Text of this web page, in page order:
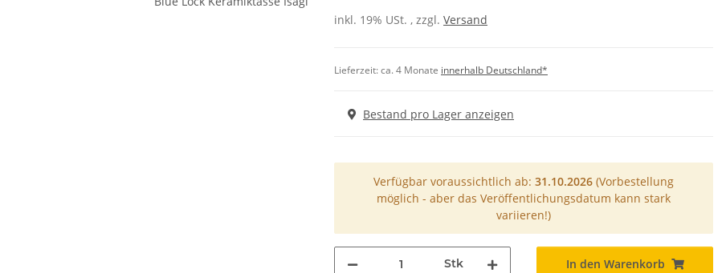
inkl. 19% USt. , zzgl. Versand
Lieferzeit:ca. 4 Monate innerhalb Deutschland*
Bestand pro Lager anzeigen
Verfügbar voraussichtlich ab: 31.10.2026 (Vorbestellung
möglich - aber das Veröffentlichungsdatum kann stark
variieren!)
Stk In den Warenkorb